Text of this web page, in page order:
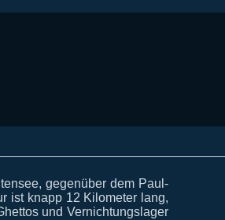
gegenüber dem Paul-
ist knapp 12 Kilometer lang,
und Vernichtungslager